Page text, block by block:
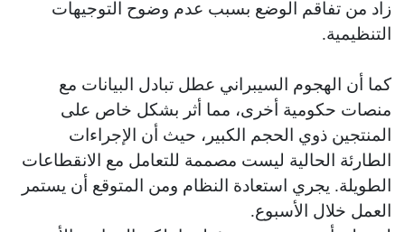
زاد من تفاقم الوضع بسبب عدم وضوح التوجيهات
التنظيمية.
كما أن الهجوم السيبراني عطل تبادل البيانات مع
منصات حكومية أخرى، مما أثر بشكل خاص على
المنتجين ذوي الحجم الكبير، حيث أن الإجراءات
الطارئة الحالية ليست مصممة للتعامل مع الانقطاعات
الطويلة. يجري استعادة النظام ومن المتوقع أن يستمر
العمل خلال الأسبوع.